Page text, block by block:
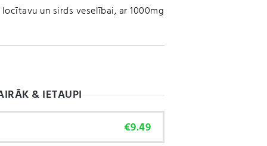
un sirds veselībai, ar 1000mg
& IETAUPI
€9.49